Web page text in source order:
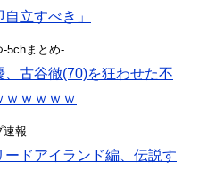
立すべき」
-5chまとめ-
、古谷徹(70)を狂わせた不
ｗｗｗｗ
速報
ドアイランド編、伝説す